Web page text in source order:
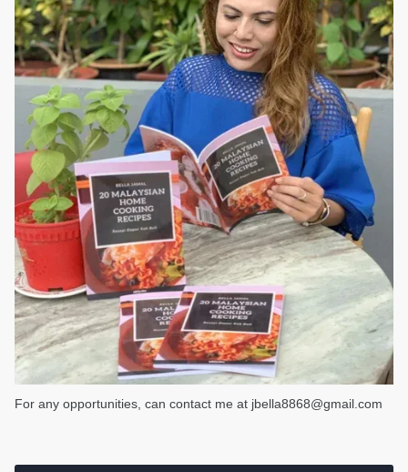
For any opportunities, can contact me at jbella8868@gmail.com